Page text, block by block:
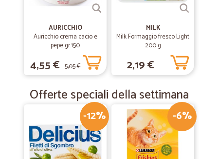
AURICCHIO
Auricchio crema cacio e
pepe gr.150
4,55 € 5,05 €
MILK
Milk Formaggio fresco Light
200 g
2,19 €
Offerte speciali della settimana
-12% -6%